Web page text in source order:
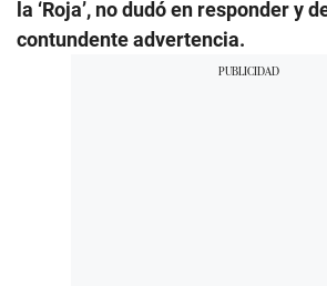
la ‘Roja’, no dudó en responder y
contundente advertencia.